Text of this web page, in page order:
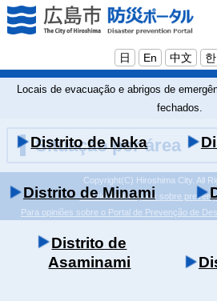
日 En 中文
Locais de evacuação e abrigos de
fechados.
Situação por área
Distrito de Naka
Distrito de Minami
Distrito de
Asaminami
Copyright(C) Hiroshima City. All
Site de informações sobre
Para opiniões sobre o Portal de Prevenção de